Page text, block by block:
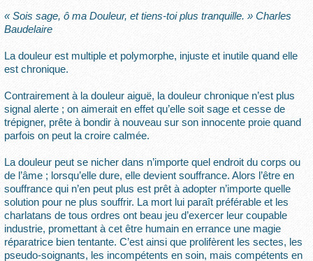
« Sois sage, ô ma Douleur, et tiens-toi plus tranquille. » Charles
Baudelaire
La douleur est multiple et polymorphe, injuste et inutile quand elle
est chronique.
Contrairement à la douleur aiguë, la douleur chronique n’est plus
signal alerte ; on aimerait en effet qu’elle soit sage et cesse de
trépigner, prête à bondir à nouveau sur son innocente proie quand
parfois on peut la croire calmée.
La douleur peut se nicher dans n’importe quel endroit du corps ou
de l’âme ; lorsqu’elle dure, elle devient souffrance. Alors l’être en
souffrance qui n’en peut plus est prêt à adopter n’importe quelle
solution pour ne plus souffrir. La mort lui paraît préférable et les
charlatans de tous ordres ont beau jeu d’exercer leur coupable
industrie, promettant à cet être humain en errance une magie
réparatrice bien tentante. C’est ainsi que prolifèrent les sectes, les
pseudo-soignants, les incompétents en soin, mais compétents en